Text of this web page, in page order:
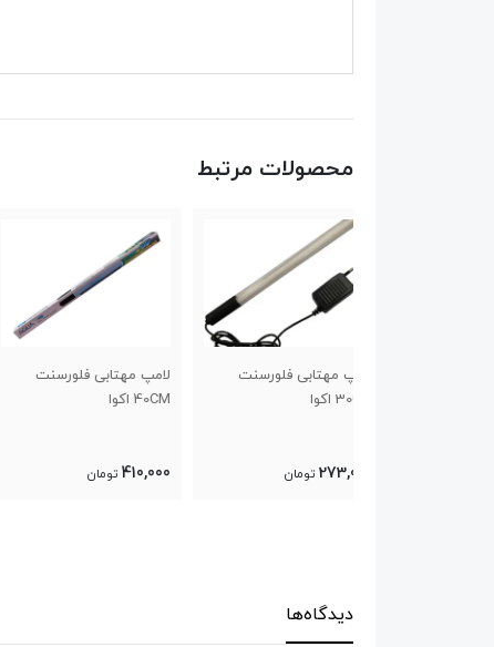
محصولات مرتبط
لامپ مهتابی فلورسنت
40CM اکوا
410,000 تومان
لامپ اکوا ال ای دی 20CM
770,000
دیدگاه‌ها